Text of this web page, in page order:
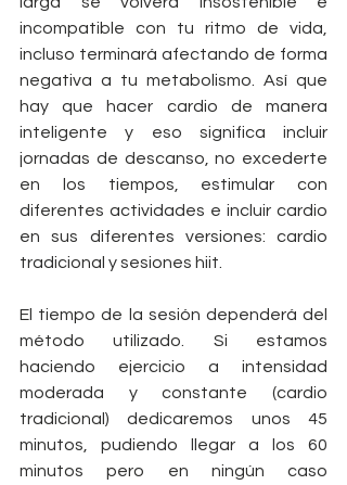
incompatible con tu ritmo de vida,
incluso terminará afectando de forma
negativa a tu metabolismo. Así que
hay que hacer cardio de manera
inteligente y eso significa incluir
jornadas de descanso, no excederte
en los tiempos, estimular con
diferentes actividades e incluir cardio
en sus diferentes versiones: cardio
tradicional y sesiones hiit.
El tiempo de la sesión dependerá del
método utilizado. Si estamos
haciendo ejercicio a intensidad
moderada y constante (cardio
tradicional) dedicaremos unos 45
minutos, pudiendo llegar a los 60
minutos pero en ningún caso